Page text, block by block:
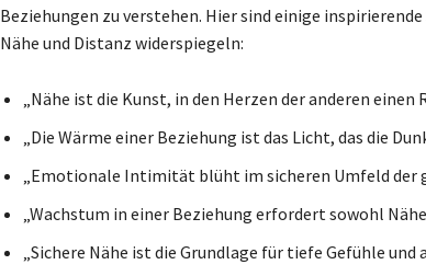
Beziehungen zu verstehen. Hier sind einige
Nähe und Distanz widerspiegeln:
„Nähe ist die Kunst, in den Herzen der anderen einen
„Die Wärme einer Beziehung ist das Licht, das die
„Emotionale Intimität blüht im sicheren Umfeld der
„Wachstum in einer Beziehung erfordert sowohl
„Sichere Nähe ist die Grundlage für tiefe Gefühle